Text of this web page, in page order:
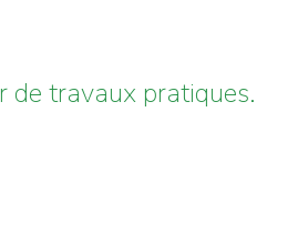
de travaux pratiques.